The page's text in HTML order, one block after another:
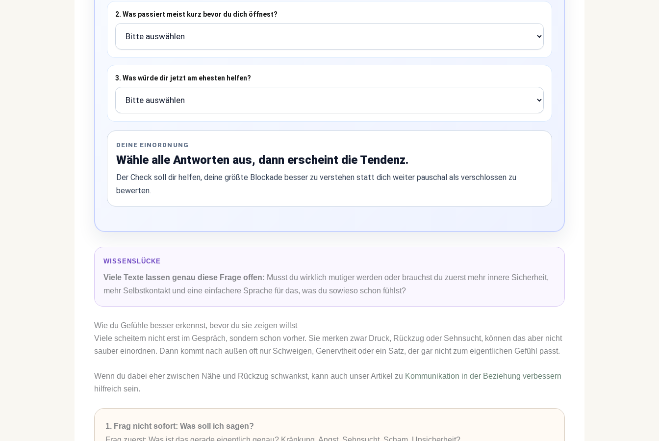
2. Was passiert meist kurz bevor du dich öffnest?
3. Was würde dir jetzt am ehesten helfen?
DEINE EINORDNUNG
Wähle alle Antworten aus, dann erscheint die Tendenz.
Der Check soll dir helfen, deine größte Blockade besser zu verstehen statt dich weiter pauschal als verschlossen zu
bewerten.
WISSENSLÜCKE
Viele Texte lassen genau diese Frage offen: Musst du wirklich mutiger werden oder brauchst du zuerst mehr innere Sicherheit,
mehr Selbstkontakt und eine einfachere Sprache für das, was du sowieso schon fühlst?
Wie du Gefühle besser erkennst, bevor du sie zeigen willst
Viele scheitern nicht erst im Gespräch, sondern schon vorher. Sie merken zwar Druck, Rückzug oder Sehnsucht, können das aber nicht
sauber einordnen. Dann kommt nach außen oft nur Schweigen, Genervtheit oder ein Satz, der gar nicht zum eigentlichen Gefühl passt.
Wenn du dabei eher zwischen Nähe und Rückzug schwankst, kann auch unser Artikel zu Kommunikation in der Beziehung verbessern
hilfreich sein.
1. Frag nicht sofort: Was soll ich sagen?